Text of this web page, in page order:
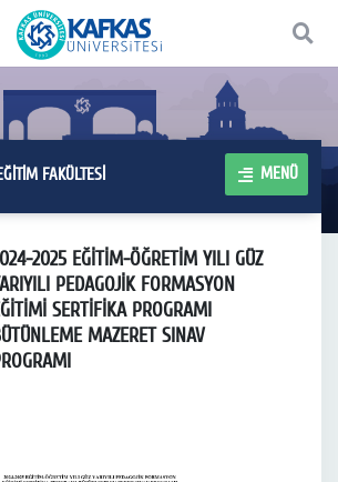
FAKÜLTESİ MENÜ
2025 EĞİTİM-ÖĞRETİM YILI GÜZ
PEDAGOJİK FORMASYON
SERTİFİKA PROGRAMI
MAZERET SINAV